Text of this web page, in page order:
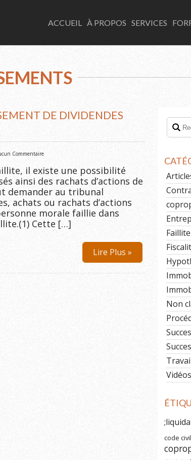
LACOMBE AVOCATS
ACCUEIL À PROPOS SERVICES
DE DIVIDENDES
Commentaire
il existe une possibilité
ainsi des rachats d’actions de
demander au tribunal
achats ou rachats d’actions
morale faillie dans
Cette […]
Lire Plus »
Faillite
Non
Vidéos
code civil